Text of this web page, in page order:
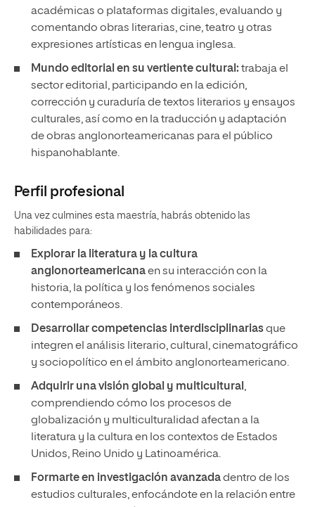
académicas o plataformas digitales, evaluando y
comentando obras literarias, cine, teatro y otras
expresiones artísticas en lengua inglesa.
Mundo editorial en su vertiente cultural: trabaja el
sector editorial, participando en la edición,
corrección y curaduría de textos literarios y ensayos
culturales, así como en la traducción y adaptación
de obras anglonorteamericanas para el público
hispanohablante.
Perfil profesional
Una vez culmines esta maestría, habrás obtenido las
habilidades para:
Explorar la literatura y la cultura
anglonorteamericanaen su interacción con la
historia, la política y los fenómenos sociales
contemporáneos.
Desarrollar competencias interdisciplinariasque
integren el análisis literario, cultural, cinematográfico
y sociopolítico en el ámbito anglonorteamericano.
Adquirir una visión global y multicultural ,
comprendiendo cómo los procesos de
globalización y multiculturalidad afectan a la
literatura y la cultura en los contextos de Estados
Unidos, Reino Unido y Latinoamérica.
Formarte en investigación avanzadadentro de los
estudios culturales, enfocándote en la relación entre